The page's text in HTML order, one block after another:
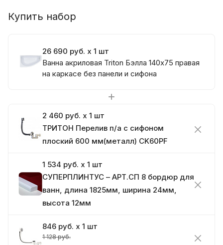
Купить набор
26 690 руб. x 1 шт
Ванна акриловая Triton Бэлла 140х75 правая
на каркасе без панели и сифона
ТРИТОН Перелив п/а с сифоном
плоский 600 мм(металл) CK60PF
2 460 руб. x 1 шт
СУПЕРПЛИНТУС – АРТ.СП 8 бордюр для
ванн, длина 1825мм, ширина 24мм,
высота 12мм
1 534 руб. x 1 шт
846 руб. x 1 шт
1 128 руб.